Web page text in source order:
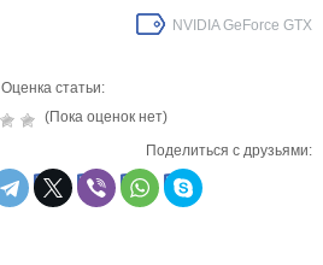
NVIDIA GeForce GTX
Оценка статьи:
(Пока оценок нет)
Поделиться с друзьями: